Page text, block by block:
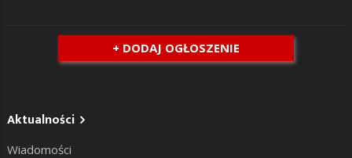
+ DODAJ OGŁOSZENIE
Aktualności
Wiadomości